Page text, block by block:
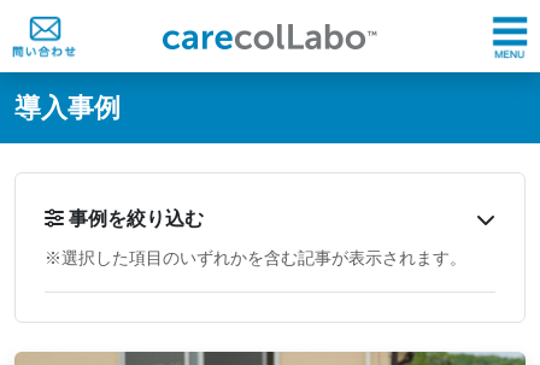
@ -0,0 +1,60 @@
導入事例
事例を絞り込む
※選択した項目のいずれかを含む記事が表示されます。